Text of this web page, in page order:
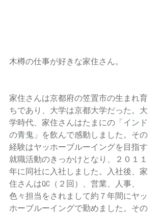
木樽の仕事が好きな家住さん。
家住さんは京都府の笠置市の生まれ育
ちであり、大学は京都大学だった。大
学時代、家住さんはたまにの「 インド
の青鬼 」を飲んで感動しました。その
経験はヤッホーブルーイングを目指す
就職活動のきっかけとなり、２０１１
年に同社に入社しました。入社後、家
住さんはQC（２回）、営業、人事、
色々担当をされまして約７年間にヤッ
ホーブルーイングで勤めました。その